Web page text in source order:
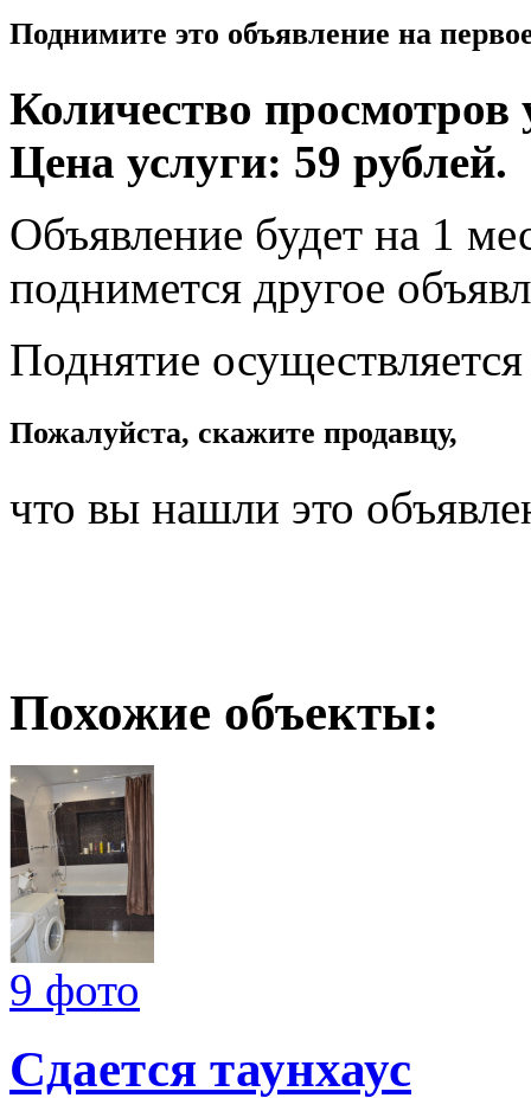
Поднимите это объявление на
Количество просмотров
Цена услуги: 59 рублей.
Объявление будет на 1
поднимется другое
Поднятие
Пожалуйста, скажите продавцу,
что вы нашли это
Похожие объекты:
9 фото
Сдается таунхаус